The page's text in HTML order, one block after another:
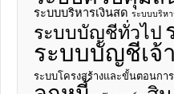
ระบบบริหารเงินสด ระบบบริห
ระบบบัญชีทั่วไป
ระบบบัญชีเจ้
ระบบโครงสร้างและขั้นตอนกา